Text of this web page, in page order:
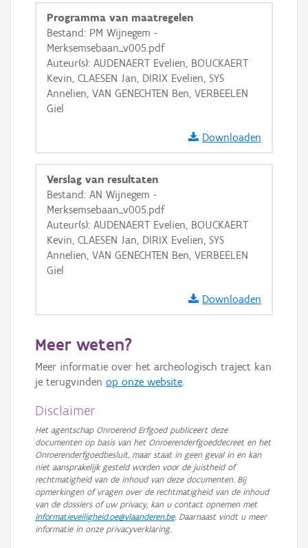
+ −
Basis Lagen
OSM-Basiskaart
Ortho
GRB-Basiskaart
GRB-Basiskaart in grijswaarden
Programma van maatregelen
Bestand: PM Wijnegem -
Merksemsebaan_v005.pdf
Auteur(s): AUDENAERT Evelien, BOUCKAERT
Kevin, CLAESEN Jan, DIRIX Evelien, SYS
Annelien, VAN GENECHTEN Ben, VERBEELEN
Giel
Downloaden
Verslag van resultaten
Bestand: AN Wijnegem -
Merksemsebaan_v005.pdf
Auteur(s): AUDENAERT Evelien, BOUCKAERT
Kevin, CLAESEN Jan, DIRIX Evelien, SYS
Annelien, VAN GENECHTEN Ben, VERBEELEN
Giel
Downloaden
Meer weten?
Meer informatie over het archeologisch traject kan
je terugvinden op onze website.
Disclaimer
Het agentschap Onroerend Erfgoed publiceert deze
documenten op basis van het Onroerenderfgoeddecreet en het
Onroerenderfgoedbesluit, maar staat in geen geval in en kan
niet aansprakelijk gesteld worden voor de juistheid of
rechtmatigheid van de inhoud van deze documenten. Bij
opmerkingen of vragen over de rechtmatigheid van de inhoud
van de dossiers of uw privacy, kan u contact opnemen met
informatieveiligheid.oe@vlaanderen.be. Daarnaast vindt u meer
informatie in onze privacyverklaring.